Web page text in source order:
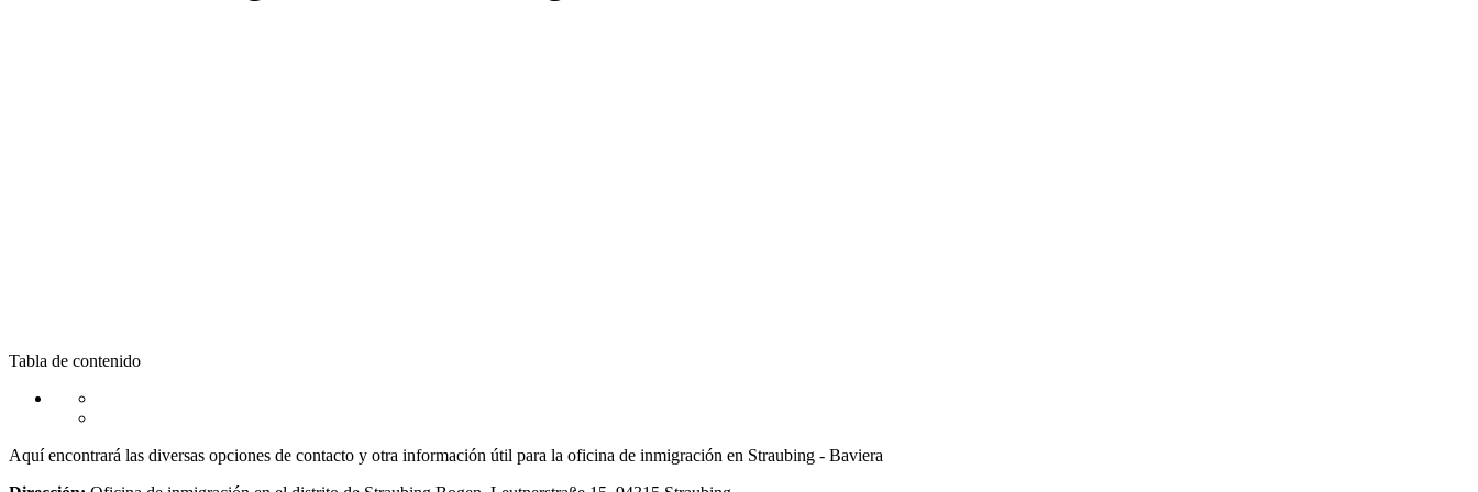
Tabla de contenido
Aquí encontrará las diversas opciones de contacto y otra información útil para la oficina de inmigración en Straubing - Baviera